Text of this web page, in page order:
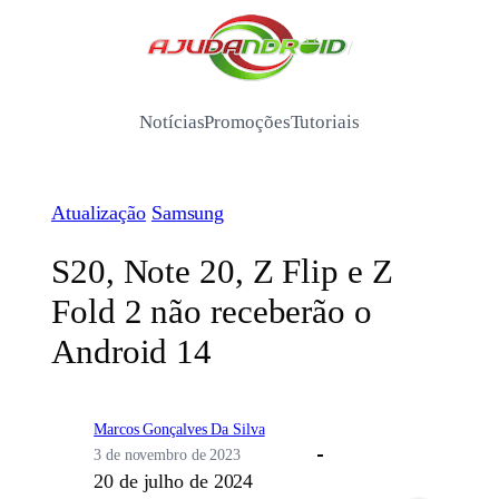
/
NotíciasPromoçõesTutoriais
Atualização Samsung
S20, Note 20, Z Flip e Z
Fold 2 não receberão o
Android 14
Marcos Gonçalves Da Silva
3 de novembro de 2023
20 de julho de 2024